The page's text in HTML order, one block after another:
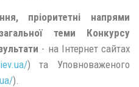
пріоритетні напрями
теми Конкурсу
- на Інтернет сайтах
) та Уповноваженого
).